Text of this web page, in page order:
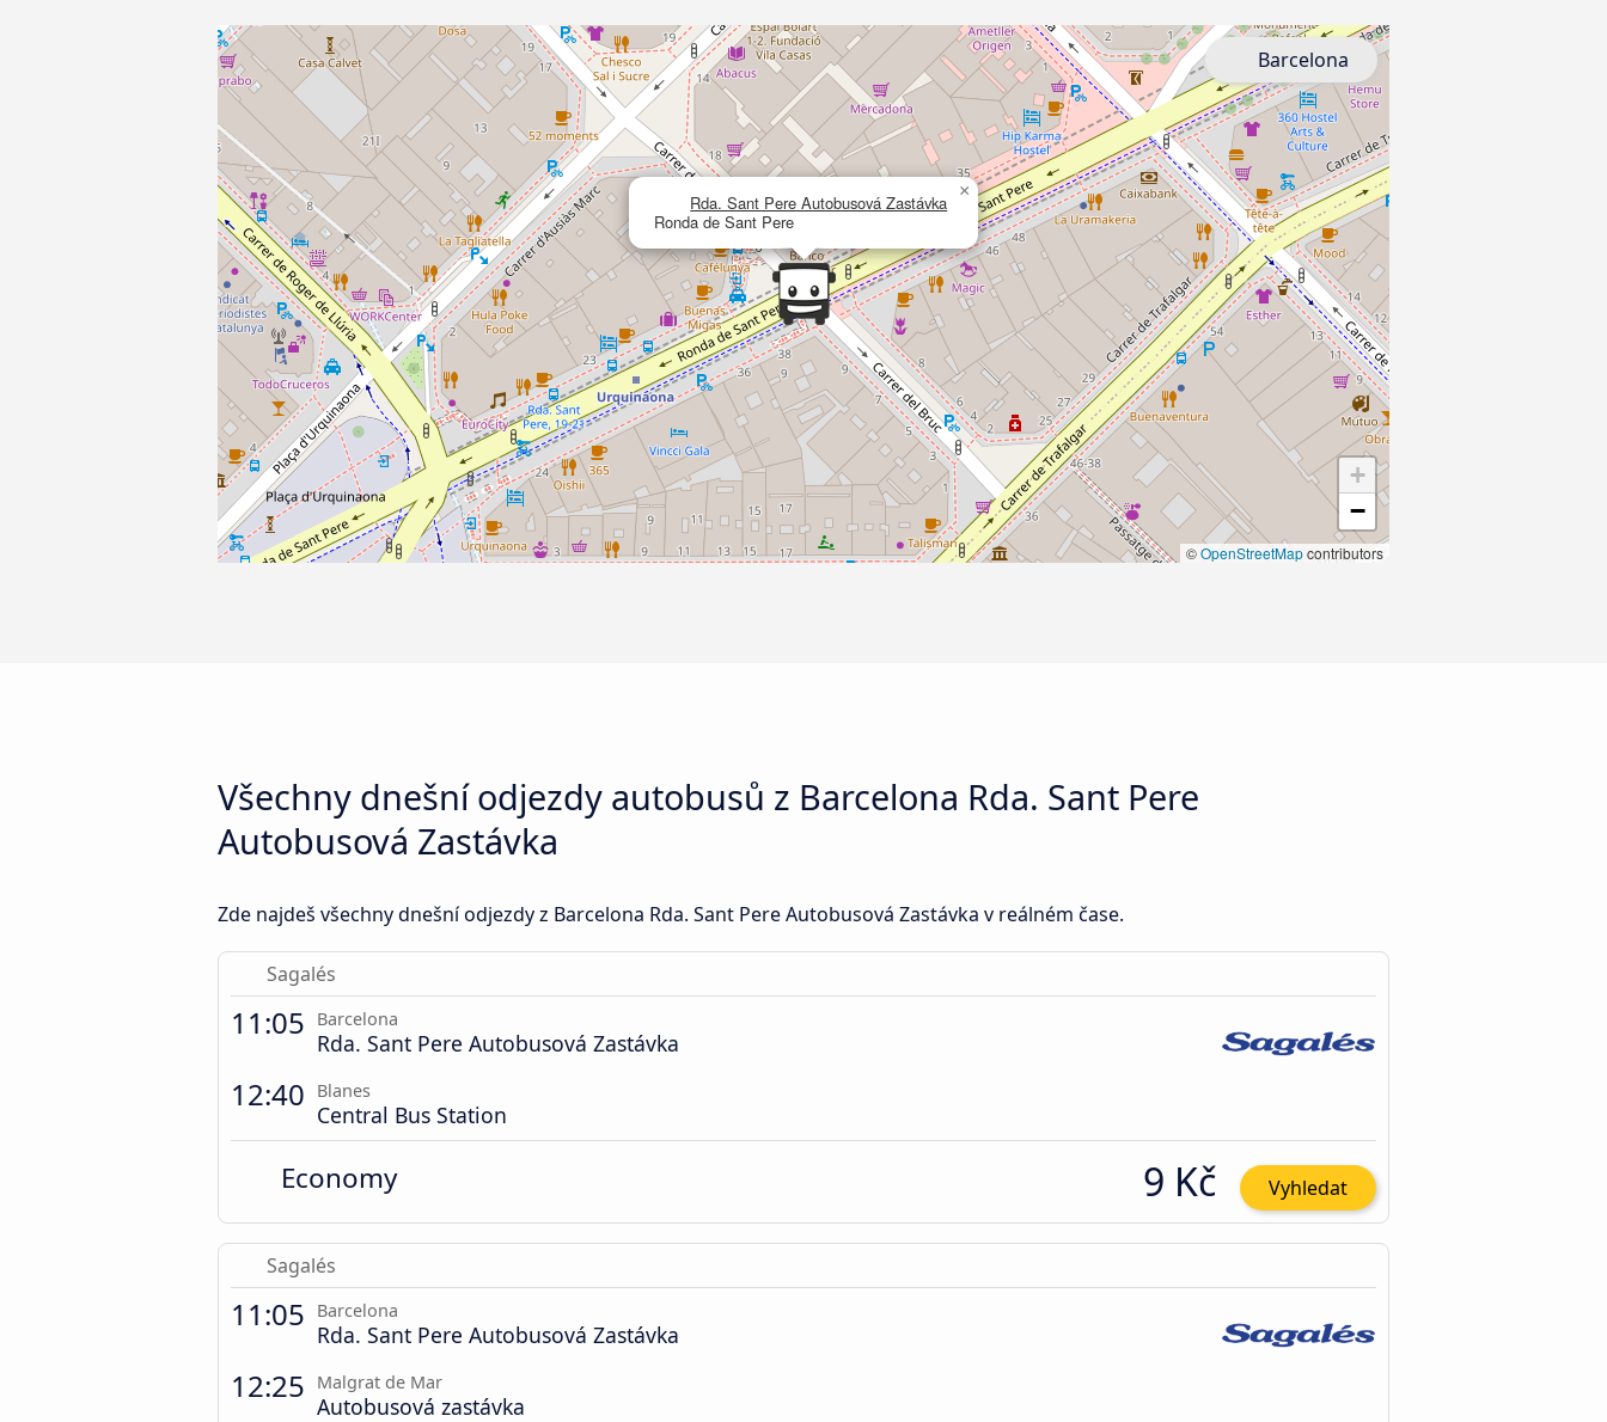
Rda. Sant Pere Autobusová Zastávka
Ronda de Sant Pere
×
+
−
©OpenStreetMapcontributors
Barcelona
Všechny dnešní odjezdy autobusů z Barcelona Rda. Sant Pere
Autobusová Zastávka
Zde najdeš všechny dnešní odjezdy z Barcelona Rda. Sant Pere Autobusová Zastávka v reálném čase.
Sagalés
11:05 Barcelona
Rda. Sant Pere Autobusová Zastávka
12:40 Blanes
Central Bus Station
Economy 9 Kč Vyhledat
Sagalés
11:05 Barcelona
Rda. Sant Pere Autobusová Zastávka
12:25 Malgrat de Mar
Autobusová zastávka